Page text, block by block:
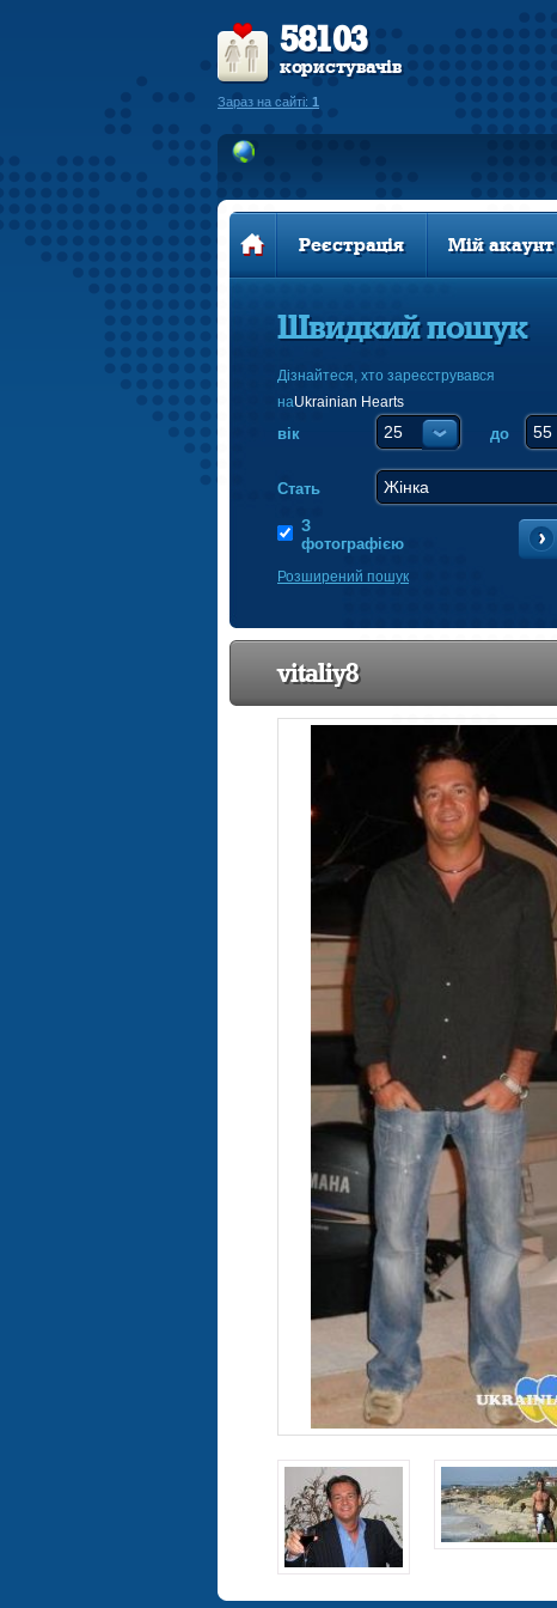
58103
користувачів
Зараз на сайті: 1
Реєстрація Мій акаунт
Швидкий пошук
Дізнайтеся, хто зареєструвався
наUkrainian Hearts
вік до
Стать
З
фотографією
Розширений пошук
vitaliy8